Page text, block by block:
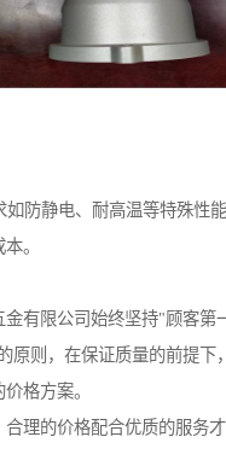
如防静电、耐高温等特殊性
。
金有限公司始终坚持"顾客第
原则，在保证质量的前提下
格方案。
合理的价格配合优质的服务